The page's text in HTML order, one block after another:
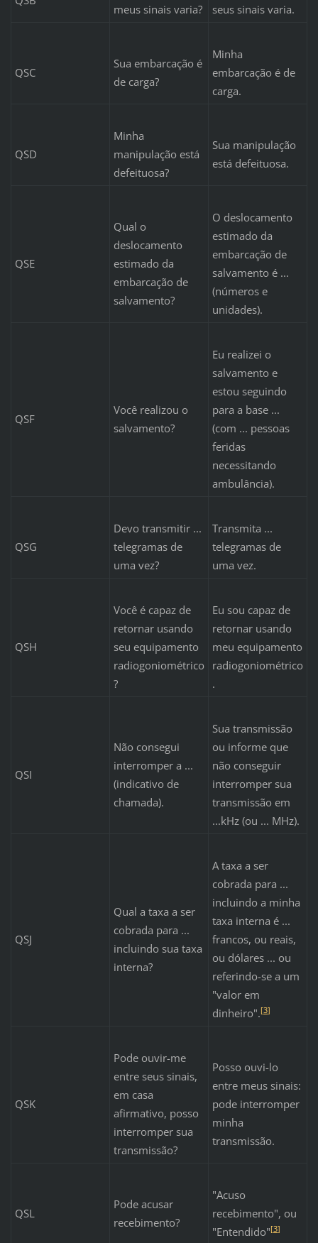
meus sinais varia? seus sinais varia.
QSC
Sua embarcação é
de carga?
Minha
embarcação é de
carga.
QSD
Minha
manipulação está
defeituosa?
Sua manipulação
está defeituosa.
QSE
Qual o
deslocamento
estimado da
embarcação de
salvamento?
O deslocamento
estimado da
embarcação de
salvamento é ...
(números e
unidades).
QSF
Você realizou o
salvamento?
Eu realizei o
salvamento e
estou seguindo
para a base ...
(com ... pessoas
feridas
necessitando
ambulância).
QSG
Devo transmitir ...
telegramas de
uma vez?
Transmita ...
telegramas de
uma vez.
QSH
Você é capaz de
retornar usando
seu equipamento
radiogoniométrico
?
Eu sou capaz de
retornar usando
meu equipamento
radiogoniométrico
.
QSI
Não consegui
interromper a ...
(indicativo de
chamada).
Sua transmissão
ou informe que
não conseguir
interromper sua
transmissão em
...kHz (ou ... MHz).
QSJ
Qual a taxa a ser
cobrada para ...
incluindo sua taxa
interna?
A taxa a ser
cobrada para ...
incluindo a minha
taxa interna é ...
francos, ou reais,
ou dólares ... ou
referindo-se a um
"valor em
dinheiro".[3]
QSK
Pode ouvir-me
entre seus sinais,
em casa
afirmativo, posso
interromper sua
transmissão?
Posso ouvi-lo
entre meus sinais:
pode interromper
minha
transmissão.
QSL
Pode acusar
recebimento?
"Acuso
recebimento", ou
"Entendido"[3]